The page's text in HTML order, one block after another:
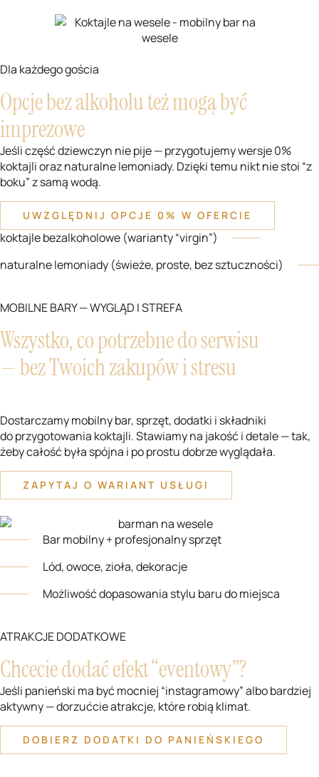
Dla każdego gościa
Opcje bez alkoholu też mogą być
imprezowe
Jeśli część dziewczyn nie pije — przygotujemy wersje 0%
koktajli oraz naturalne lemoniady. Dzięki temu nikt nie stoi “z
boku” z samą wodą.
UWZGLĘDNIJ OPCJE 0% W OFERCIE
koktajle bezalkoholowe (warianty “virgin”)
naturalne lemoniady (świeże, proste, bez sztuczności)
MOBILNE BARY — WYGLĄD I STREFA
Wszystko, co potrzebne do serwisu
— bez Twoich zakupów i stresu
Dostarczamy mobilny bar, sprzęt, dodatki i składniki
do przygotowania koktajli. Stawiamy na jakość i detale — tak,
żeby całość była spójna i po prostu dobrze wyglądała.
ZAPYTAJ O WARIANT USŁUGI
Bar mobilny + profesjonalny sprzęt
Lód, owoce, zioła, dekoracje
Możliwość dopasowania stylu baru do miejsca
ATRAKCJE DODATKOWE
Chcecie dodać efekt “eventowy”?
Jeśli panieński ma być mocniej “instagramowy” albo bardziej
aktywny — dorzućcie atrakcje, które robią klimat.
DOBIERZ DODATKI DO PANIEŃSKIEGO